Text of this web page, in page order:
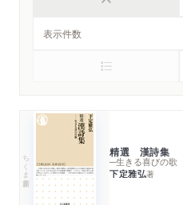
ちくま新書 精選 漢詩集
─生きる喜びの歌
下定雅弘著